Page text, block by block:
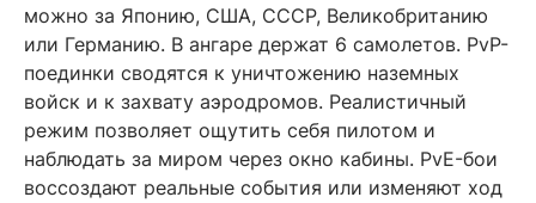
можно за Японию, США, СССР, Великобританию
или Германию. В ангаре держат 6 самолетов. PvP-
поединки сводятся к уничтожению наземных
войск и к захвату аэродромов. Реалистичный
режим позволяет ощутить себя пилотом и
наблюдать за миром через окно кабины. PvE-бои
воссоздают реальные события или изменяют ход